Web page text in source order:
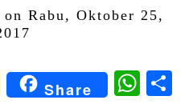
on Rabu, Oktober 25,
Blogger
Share